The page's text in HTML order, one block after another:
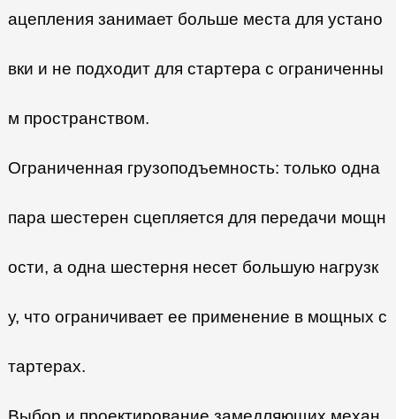
ацепления занимает больше места для устано
вки и не подходит для стартера с ограниченны
м пространством.
Ограниченная грузоподъемность: только одна
пара шестерен сцепляется для передачи мощн
ости, а одна шестерня несет большую нагрузк
у, что ограничивает ее применение в мощных с
тартерах.